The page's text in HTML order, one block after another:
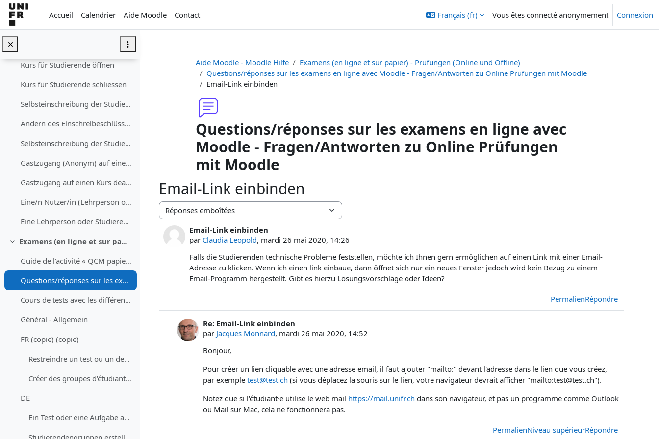
Passer au contenu principal
Accueil
Calendrier Aide Moodle Contact Français ‎(fr)‎ Vous êtes connecté anonymement Connexion
Kurs für Studierende öffnen
Kurs für Studierende schliessen
Selbsteinschreibung der Studierenden erlauben (mit oder ohne Einschreibeschlüssel)
Ändern des Einschreibeschlüssels für einen Kurs
Selbsteinschreibung der Studierenden deaktivieren
Gastzugang (Anonym) auf einen Kurs erlauben (mit oder ohne Schlüssel)
Gastzugang auf einen Kurs deaktivieren
Eine/n Nutzer/in (Lehrperson oder Studierenden) in den Kurs einschreiben
Eine Lehrperson oder Studierenden aus dem Kurs abmelden
Replier
Examens (en ligne et sur papier) - Prüfungen (Online und Offline)
Guide de l’activité « QCM papier »
Questions/réponses sur les examens en ligne avec Moodle - Fragen/Antworten zu Online Prüfungen mit Moodle
Cours de tests avec les différents types de question et un devoir - Testkurs mit allen Fragetypen und einer Aufgabe
Général - Allgemein
FR (copie) (copie)
Restreindre un test ou un devoir à un groupe d'étudiant·es
Créer des groupes d'étudiant·es
DE
Ein Test oder eine Aufgabe auf eine Gruppe von Studierenden beschränken
Aide Moodle - Moodle Hilfe
Examens (en ligne et sur papier) - Prüfungen (Online und Offline)
Questions/réponses sur les examens en ligne avec Moodle - Fragen/Antworten zu Online Prüfungen mit Moodle
Email-Link einbinden
Questions/réponses sur les examens en ligne avec
Moodle - Fragen/Antworten zu Online Prüfungen
mit Moodle
Email-Link einbinden
Type d’affichage
Email-Link einbinden
par Claudia Leopold, mardi 26 mai 2020, 14:26
Nombre de réponses : 1
Falls die Studierenden technische Probleme feststellen, möchte ich Ihnen gern ermöglichen auf einen Link mit einer Email-
Adresse zu klicken. Wenn ich einen link einbaue, dann öffnet sich nur ein neues Fenster jedoch wird kein Bezug zu einem
Email-Programm hergestellt. Gibt es hierzu Lösungsvorschläge oder Ideen?
PermalienRépondre
En réponse à Claudia Leopold
Re: Email-Link einbinden
par Jacques Monnard, mardi 26 mai 2020, 14:52
Bonjour,
Pour créer un lien cliquable avec une adresse email, il faut ajouter "mailto:" devant l'adresse dans le lien que vous créez,
par exempletest@test.ch (si vous déplacez la souris sur le lien, votre navigateur devrait afficher "mailto:test@test.ch").
Notez que si l'étudiant·e utilise le web mail https://mail.unifr.ch dans son navigateur, et pas un programme comme Outlook
ou Mail sur Mac, cela ne fonctionnera pas.
PermalienNiveau supérieurRépondre